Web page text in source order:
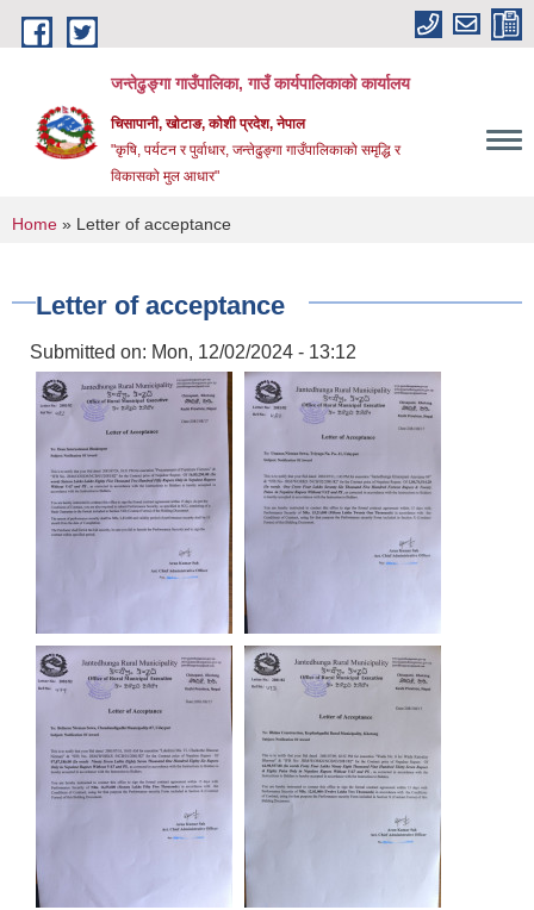
Skip to main content
जन्तेढुङ्गा गाउँपालिका, गाउँ कार्यपालिकाको कार्यालय
चिसापानी, खोटाङ, कोशी प्रदेश, नेपाल
"कृषि, पर्यटन र पुर्वाधार, जन्तेढुङ्गा गाउँपालिकाको समृद्धि र
विकासको मुल आधार"
You are here
Home » Letter of acceptance
Letter of acceptance
Submitted on: Mon, 12/02/2024 - 13:12